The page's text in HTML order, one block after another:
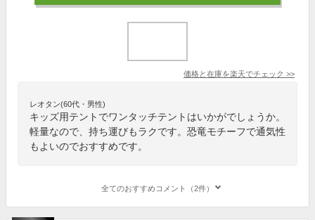
価格と在庫を楽天でチェック >>
レオタン(60代・男性)
キッズ用テントでワンタッチテントはいかがでしょうか。
軽量なので、持ち運びもラクです。恐竜モチーフで通気性
もよいのでおすすめです。
全てのおすすめコメント（2件）